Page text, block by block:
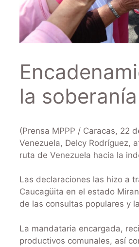
la
(Prensa MPPP / Caracas, 22
Venezuela, Delcy Rodríguez,
ruta de Venezuela hacia la
Las declaraciones las hizo a
Caucagüita en el estado
de las consultas populares y
La mandataria encargada,
productivos comunales, así